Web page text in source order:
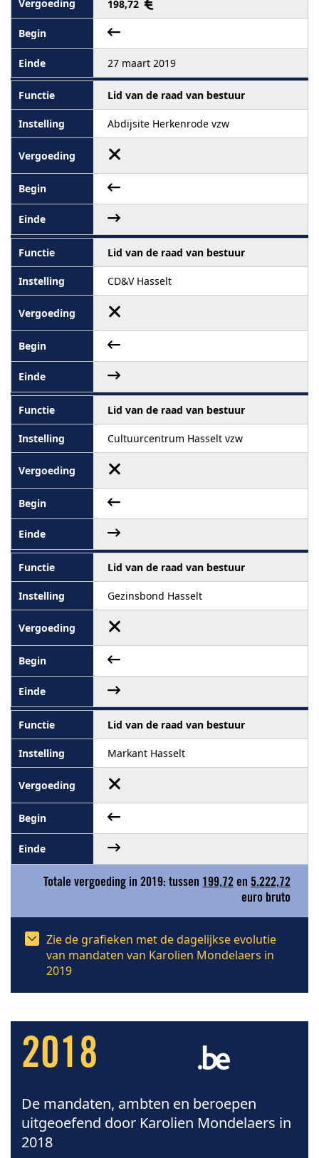
198,72
27 maart 2019
Lid van de raad van bestuur
Abdijsite Herkenrode vzw
Lid van de raad van bestuur
CD&V Hasselt
Lid van de raad van bestuur
Cultuurcentrum Hasselt vzw
Lid van de raad van bestuur
Gezinsbond Hasselt
Lid van de raad van bestuur
Markant Hasselt
Totale vergoeding in 2019: tussen 199,72 en 5.222,72
euro bruto
Zie de grafieken met de dagelijkse evolutie
van mandaten van Karolien Mondelaers in
2019
2018
De mandaten, ambten en beroepen
uitgeoefend door Karolien Mondelaers in
2018